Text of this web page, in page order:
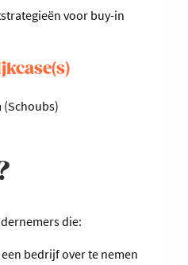
voor buy-in
(Schoubs)
die:
bedrijf over te nemen